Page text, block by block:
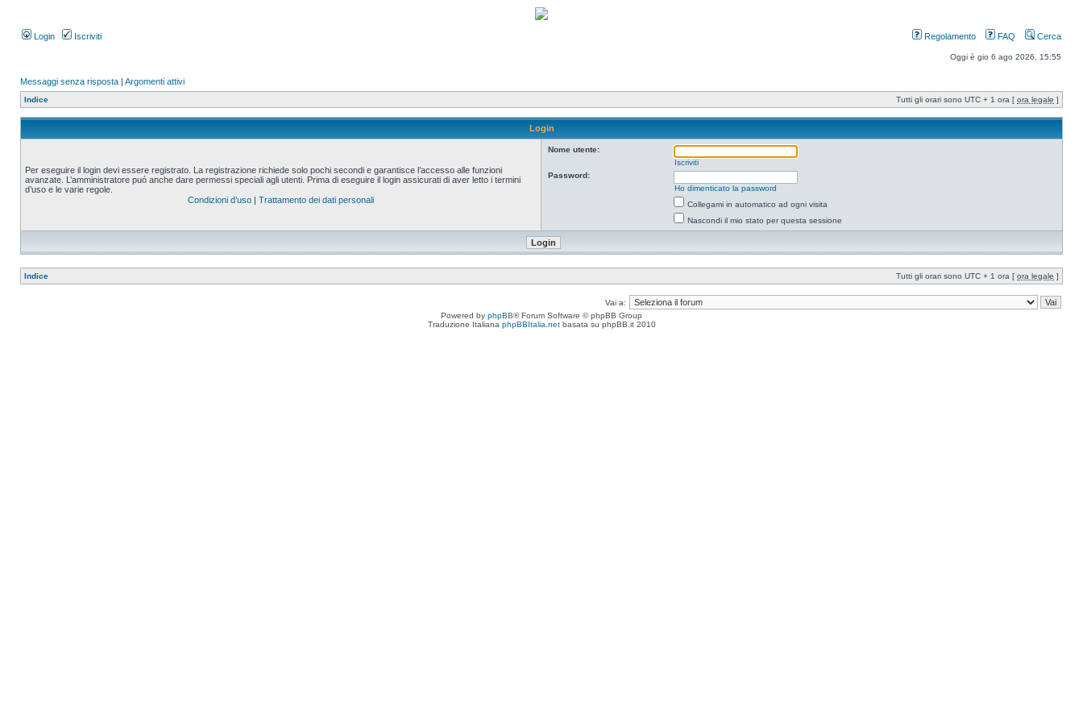
Login Iscriviti Regolamento FAQ Cerca
Oggi è gio 6 ago 2026, 15:55
Messaggi senza risposta | Argomenti attivi
Indice Tutti gli orari sono UTC + 1 ora [ ora legale ]
Login
Per eseguire il login devi essere registrato. La registrazione richiede solo pochi secondi e garantisce l’accesso alle funzioni
avanzate. L’amministratore puó anche dare permessi speciali agli utenti. Prima di eseguire il login assicurati di aver letto i termini
d’uso e le varie regole.
Condizioni d’uso | Trattamento dei dati personali
Nome utente:
Iscriviti
Password:
Ho dimenticato la password
Collegami in automatico ad ogni visita
Nascondi il mio stato per questa sessione
Indice Tutti gli orari sono UTC + 1 ora [ ora legale ]
Vai a:
Powered by phpBB® Forum Software © phpBB Group
Traduzione Italiana phpBBItalia.netbasata su phpBB.it 2010